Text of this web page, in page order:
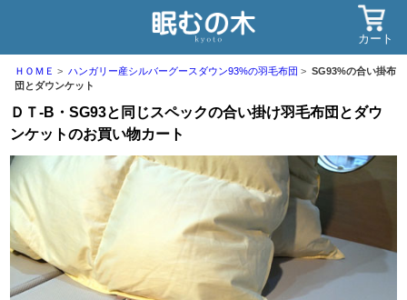
カート
ＨＯＭＥ ハンガリー産シルバーグースダウン93%の羽毛布団
SG93%の合い掛布
団とダウンケット
ＤＴ-B・SG93と同じスペックの合い掛け羽毛布団とダウ
ンケットのお買い物カート